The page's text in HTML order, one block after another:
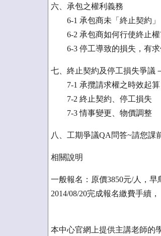
六、承包之權利義務
6-1 承包商未「終止契約」
6-2 承包商如何行使終止權
6-3 停工導致的損失，有求
七、終止契約及停工損失爭議
7-1 承攬請求權之時效起算
7-2 終止契約、停工損失
7-3 情事變更、物價調整
八、工期爭議QA問答~請您課
相關說明
一般報名：原價3850元/人，早
2014/08/20完成報名繳費手續
本中心官網上提供主講老師的